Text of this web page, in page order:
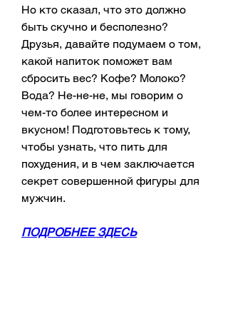
Но кто сказал, что это должно
быть скучно и бесполезно?
Друзья, давайте подумаем о том,
какой напиток поможет вам
сбросить вес? Кофе? Молоко?
Вода? Не-не-не, мы говорим о
чем-то более интересном и
вкусном! Подготовьтесь к тому,
чтобы узнать, что пить для
похудения, и в чем заключается
секрет совершенной фигуры для
мужчин.
ПОДРОБНЕЕ ЗДЕСЬ